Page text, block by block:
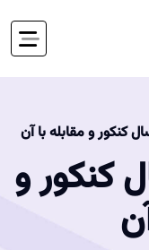
کنکور و مقابله با آن
کنکور و